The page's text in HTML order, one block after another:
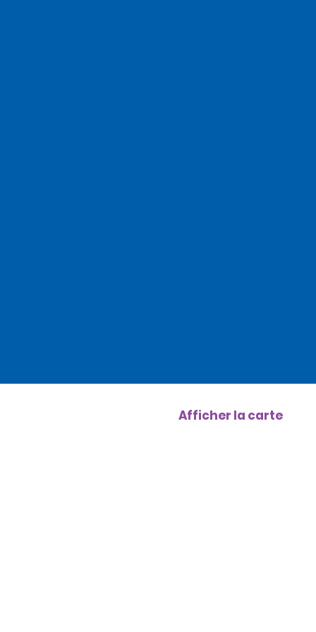
Afficher la carte